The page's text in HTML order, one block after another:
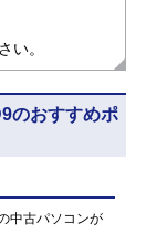
い。
のおすすめポ
中古パソコンが